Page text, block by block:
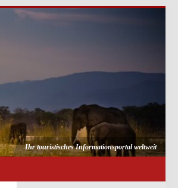
Ihr touristisches Informationsportal weltweit